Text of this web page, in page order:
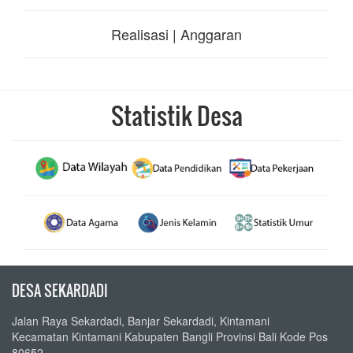
Realisasi | Anggaran
Statistik Desa
DESA SEKARDADI
Jalan Raya Sekardadi, Banjar Sekardadi, Kintamani
Kecamatan Kintamani Kabupaten Bangli Provinsi Bali Kode Pos